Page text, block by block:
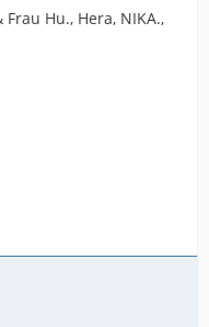
Hu., Hera, NIKA.,